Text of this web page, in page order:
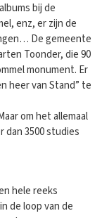
bij de
enz, er zijn de
De gemeente
Toonder, die 90
monument. Er
heer van Stand” te
om het allemaal
dan 3500 studies
hele reeks
de loop van de